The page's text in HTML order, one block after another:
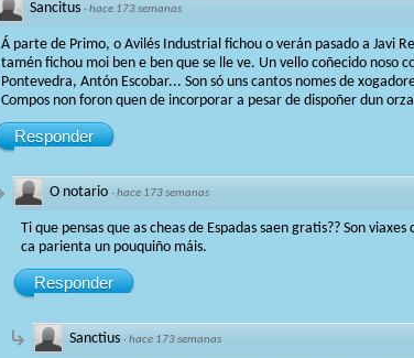
Sancitus ·hace 173 semanas
Á parte de Primo, o Avilés Industrial fichou o verán pasado a Javi
tamén fichou moi ben e ben que se lle ve. Un vello coñecido noso
Pontevedra, Antón Escobar... Son só uns cantos nomes de
Compos non foron quen de incorporar a pesar de dispoñer dun
Responder
O notario ·hace 173 semanas
Ti que pensas que as cheas de Espadas saen gratis?? Son
ca parienta un pouquiño máis.
Responder
Sanctius ·hace 173 semanas